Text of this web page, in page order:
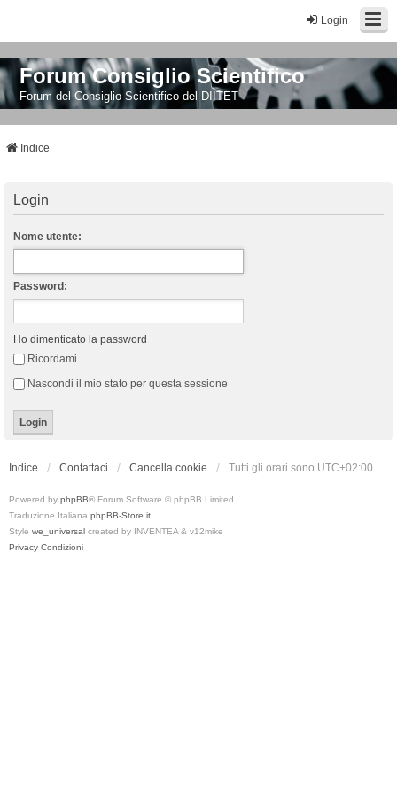
Login
Forum Consiglio Scientifico
Forum del Consiglio Scientifico del DIITET
Indice
Login
Nome utente:
Password:
Ho dimenticato la password
Ricordami
Nascondi il mio stato per questa sessione
Indice Contattaci Cancella cookie Tutti gli orari sono UTC+02:00
Powered by phpBB® Forum Software © phpBB Limited
Traduzione Italiana phpBB-Store.it
Style we_universal created by INVENTEA & v12mike
Privacy Condizioni